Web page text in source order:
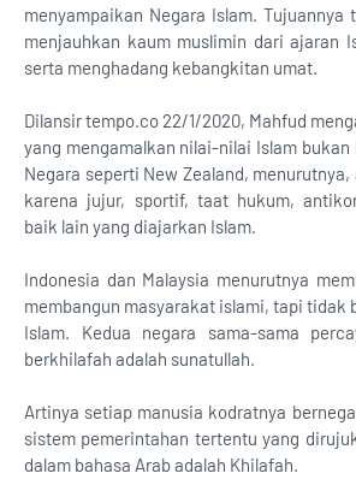
menyampaikan Negara Islam. Tujuannya
menjauhkan kaum muslimin dari ajaran
serta menghadang kebangkitan umat.
Dilansir tempo.co 22/1/2020, Mahfud
yang mengamalkan nilai-nilai Islam bukan
Negara seperti New Zealand,
karena jujur, sportif, taat hukum,
baik lain yang diajarkan Islam.
Indonesia dan Malaysia menurutnya
membangun masyarakat islami, tapi tidak
Islam. Kedua negara sama-sama
berkhilafah adalah sunatullah.
Artinya setiap manusia kodratnya
sistem pemerintahan tertentu yang
dalam bahasa Arab adalah Khilafah.